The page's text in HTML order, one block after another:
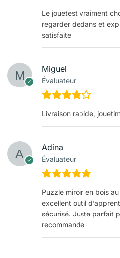
Le jouetest vraiment
regarder dedans et
satisfaite
Miguel
Évaluateur
Livraison rapide,
Adina
Évaluateur
Puzzle miroir en bois
excellent outil
sécurisé. Juste parfait
recommande